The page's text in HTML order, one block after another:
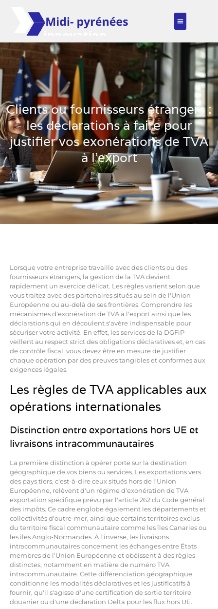
Clients ou fournisseurs étrangers :
les déclarations à faire pour
justifier vos exonérations de TVA
à l’export
Lorsque votre entreprise travaille avec des clients ou des
fournisseurs étrangers, la gestion de la TVA devient
rapidement un exercice délicat. Les règles varient selon que
vous traitez avec des partenaires situés au sein de l'Union
Européenne ou au-delà de ses frontières. Comprendre les
mécanismes d'exonération de TVA à l'export ainsi que les
déclarations qui en découlent s'avère indispensable pour
sécuriser votre activité. En effet, les services de la DGFiP
veillent au respect strict des obligations déclaratives et, en cas
de contrôle fiscal, vous devez être en mesure de justifier
chaque opération par des preuves tangibles et conformes aux
exigences légales.
Les règles de TVA applicables aux
opérations internationales
Distinction entre exportations hors UE et
livraisons intracommunautaires
La première distinction à opérer porte sur la destination
géographique de vos biens ou services. Les exportations vers
des pays tiers, c'est-à-dire ceux situés hors de l'Union
Européenne, relèvent d'un régime d'exonération de TVA
exportation spécifique prévu par l'article 262 du Code général
des impôts. Ce cadre englobe également les départements et
collectivités d'outre-mer, ainsi que certains territoires exclus
du territoire fiscal communautaire comme les îles Canaries ou
les îles Anglo-Normandes. À l'inverse, les livraisons
intracommunautaires concernent les échanges entre États
membres de l'Union Européenne et obéissent à des règles
distinctes, notamment en matière de numéro TVA
intracommunautaire. Cette différenciation géographique
conditionne les modalités déclaratives et les justificatifs à
fournir, qu'il s'agisse d'une certification de sortie territoire
douanier ou d'une déclaration Delta pour les flux hors UE.